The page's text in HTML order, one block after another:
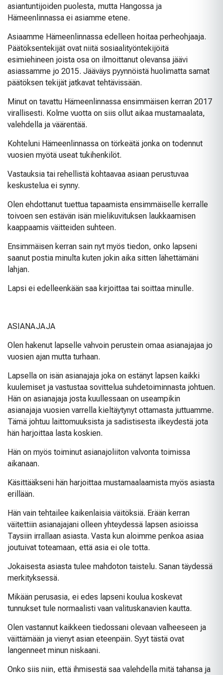
asiantuntijoiden puolesta, mutta Hangossa ja
Hämeenlinnassa ei asiamme etene.
Asiaamme Hämeenlinnassa edelleen hoitaa perheohjaaja.
Päätöksentekijät ovat niitä sosiaalityöntekijöitä
esimiehineen joista osa on ilmoittanut olevansa jäävi
asiassamme jo 2015. Jääväys pyynnöistä huolimatta samat
päätöksen tekijät jatkavat tehtävissään.
Minut on tavattu Hämeenlinnassa ensimmäisen kerran 2017
virallisesti. Kolme vuotta on siis ollut aikaa mustamaalata,
valehdella ja väärentää.
Kohteluni Hämeenlinnassa on törkeätä jonka on todennut
vuosien myötä useat tukihenkilöt.
Vastauksia tai rehellistä kohtaavaa asiaan perustuvaa
keskustelua ei synny.
Olen ehdottanut tuettua tapaamista ensimmäiselle kerralle
toivoen sen estävän isän mielikuvituksen laukkaamisen
kaappaamis väitteiden suhteen.
Ensimmäisen kerran sain nyt myös tiedon, onko lapseni
saanut postia minulta kuten jokin aika sitten lähettämäni
lahjan.
Lapsi ei edelleenkään saa kirjoittaa tai soittaa minulle.
ASIANAJAJA
Olen hakenut lapselle vahvoin perustein omaa asianajajaa jo
vuosien ajan mutta turhaan.
Lapsella on isän asianajaja joka on estänyt lapsen kaikki
kuulemiset ja vastustaa sovittelua suhdetoiminnasta johtuen.
Hän on asianajaja josta kuullessaan on useampikin
asianajaja vuosien varrella kieltäytynyt ottamasta juttuamme.
Tämä johtuu laittomuuksista ja sadistisesta ilkeydestä jota
hän harjoittaa lasta koskien.
Hän on myös toiminut asianajoliiton valvonta toimissa
aikanaan.
Käsittääkseni hän harjoittaa mustamaalaamista myös asiasta
erillään.
Hän vain tehtailee kaikenlaisia väitöksiä. Erään kerran
väitettiin asianajajani olleen yhteydessä lapsen asioissa
Taysiin irrallaan asiasta. Vasta kun aloimme penkoa asiaa
joutuivat toteamaan, että asia ei ole totta.
Jokaisesta asiasta tulee mahdoton taistelu. Sanan täydessä
merkityksessä.
Mikään perusasia, ei edes lapseni koulua koskevat
tunnukset tule normaalisti vaan valituskanavien kautta.
Olen vastannut kaikkeen tiedossani olevaan valheeseen ja
väittämään ja vienyt asian eteenpäin. Syyt tästä ovat
langenneet minun niskaani.
Onko siis niin, että ihmisestä saa valehdella mitä tahansa ja